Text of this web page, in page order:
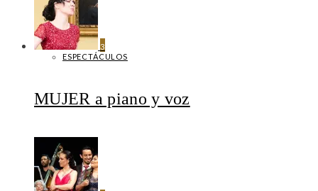
3
ESPECTÁCULOS
MUJER a piano y voz